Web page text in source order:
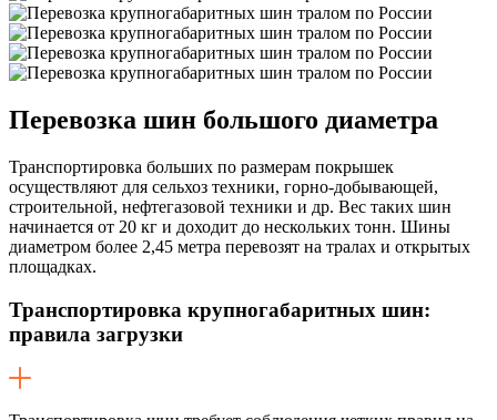
Перевозка шин большого диаметра
Транспортировка больших по размерам покрышек
осуществляют для сельхоз техники, горно-добывающей,
строительной, нефтегазовой техники и др. Вес таких шин
начинается от 20 кг и доходит до нескольких тонн. Шины
диаметром более 2,45 метра перевозят на тралах и открытых
площадках.
Транспортировка крупногабаритных шин:
правила загрузки